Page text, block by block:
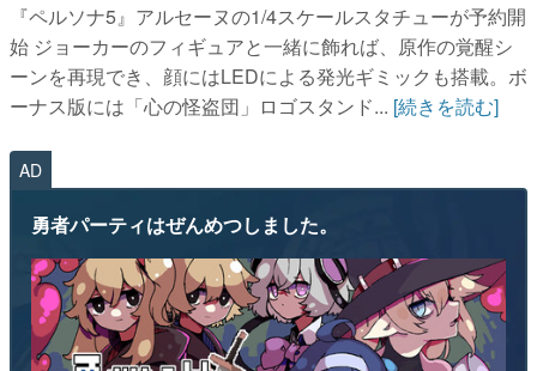
『ペルソナ5』アルセーヌの1/4スケールスタチューが予約開
始 ジョーカーのフィギュアと一緒に飾れば、原作の覚醒シ
ーンを再現でき、顔にはLEDによる発光ギミックも搭載。ボ
ーナス版には「心の怪盗団」ロゴスタンド... [続きを読む]
AD
勇者パーティはぜんめつしました。